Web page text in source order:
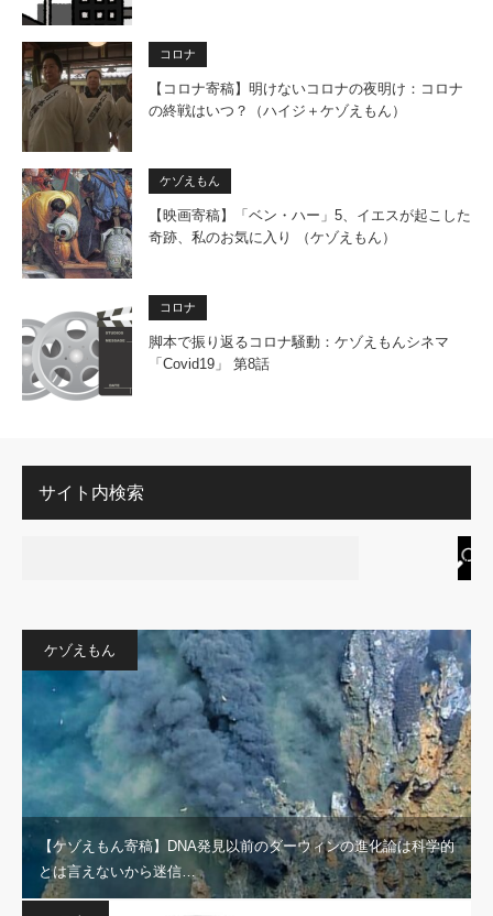
コロナ
【コロナ寄稿】明けないコロナの夜明け：コロナ
の終戦はいつ？（ハイジ＋ケゾえもん）
ケゾえもん
【映画寄稿】「ベン・ハー」5、イエスが起こした
奇跡、私のお気に入り （ケゾえもん）
コロナ
脚本で振り返るコロナ騒動：ケゾえもんシネマ
「Covid19」 第8話
サイト内検索
ケゾえもん
【ケゾえもん寄稿】DNA発見以前のダーウィンの進化論は科学的
とは言えないから迷信…